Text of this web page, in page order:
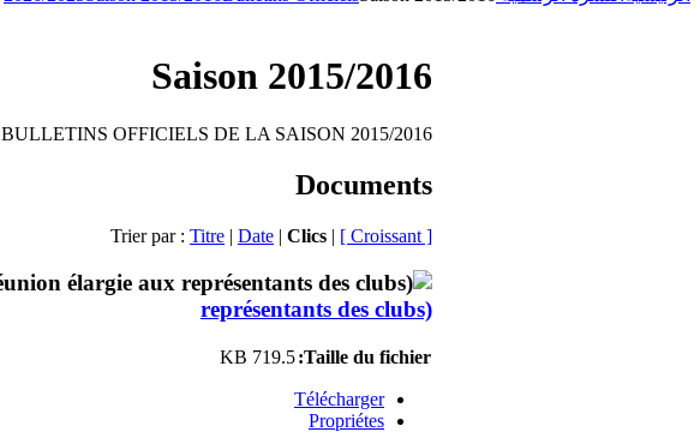
Saison 2015/2016
BULLETINS OFFICIELS DE LA SAISON 2015/2016
Documents
Trier par : Titre | Date | Clics | [ Croissant ]
représentants des clubs)
Taille du fichier:
719.5 KB
Télécharger
Propriétes